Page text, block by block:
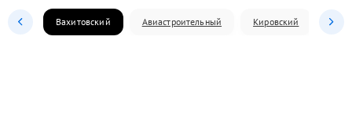
Вахитовский Авиастроительный Кировский